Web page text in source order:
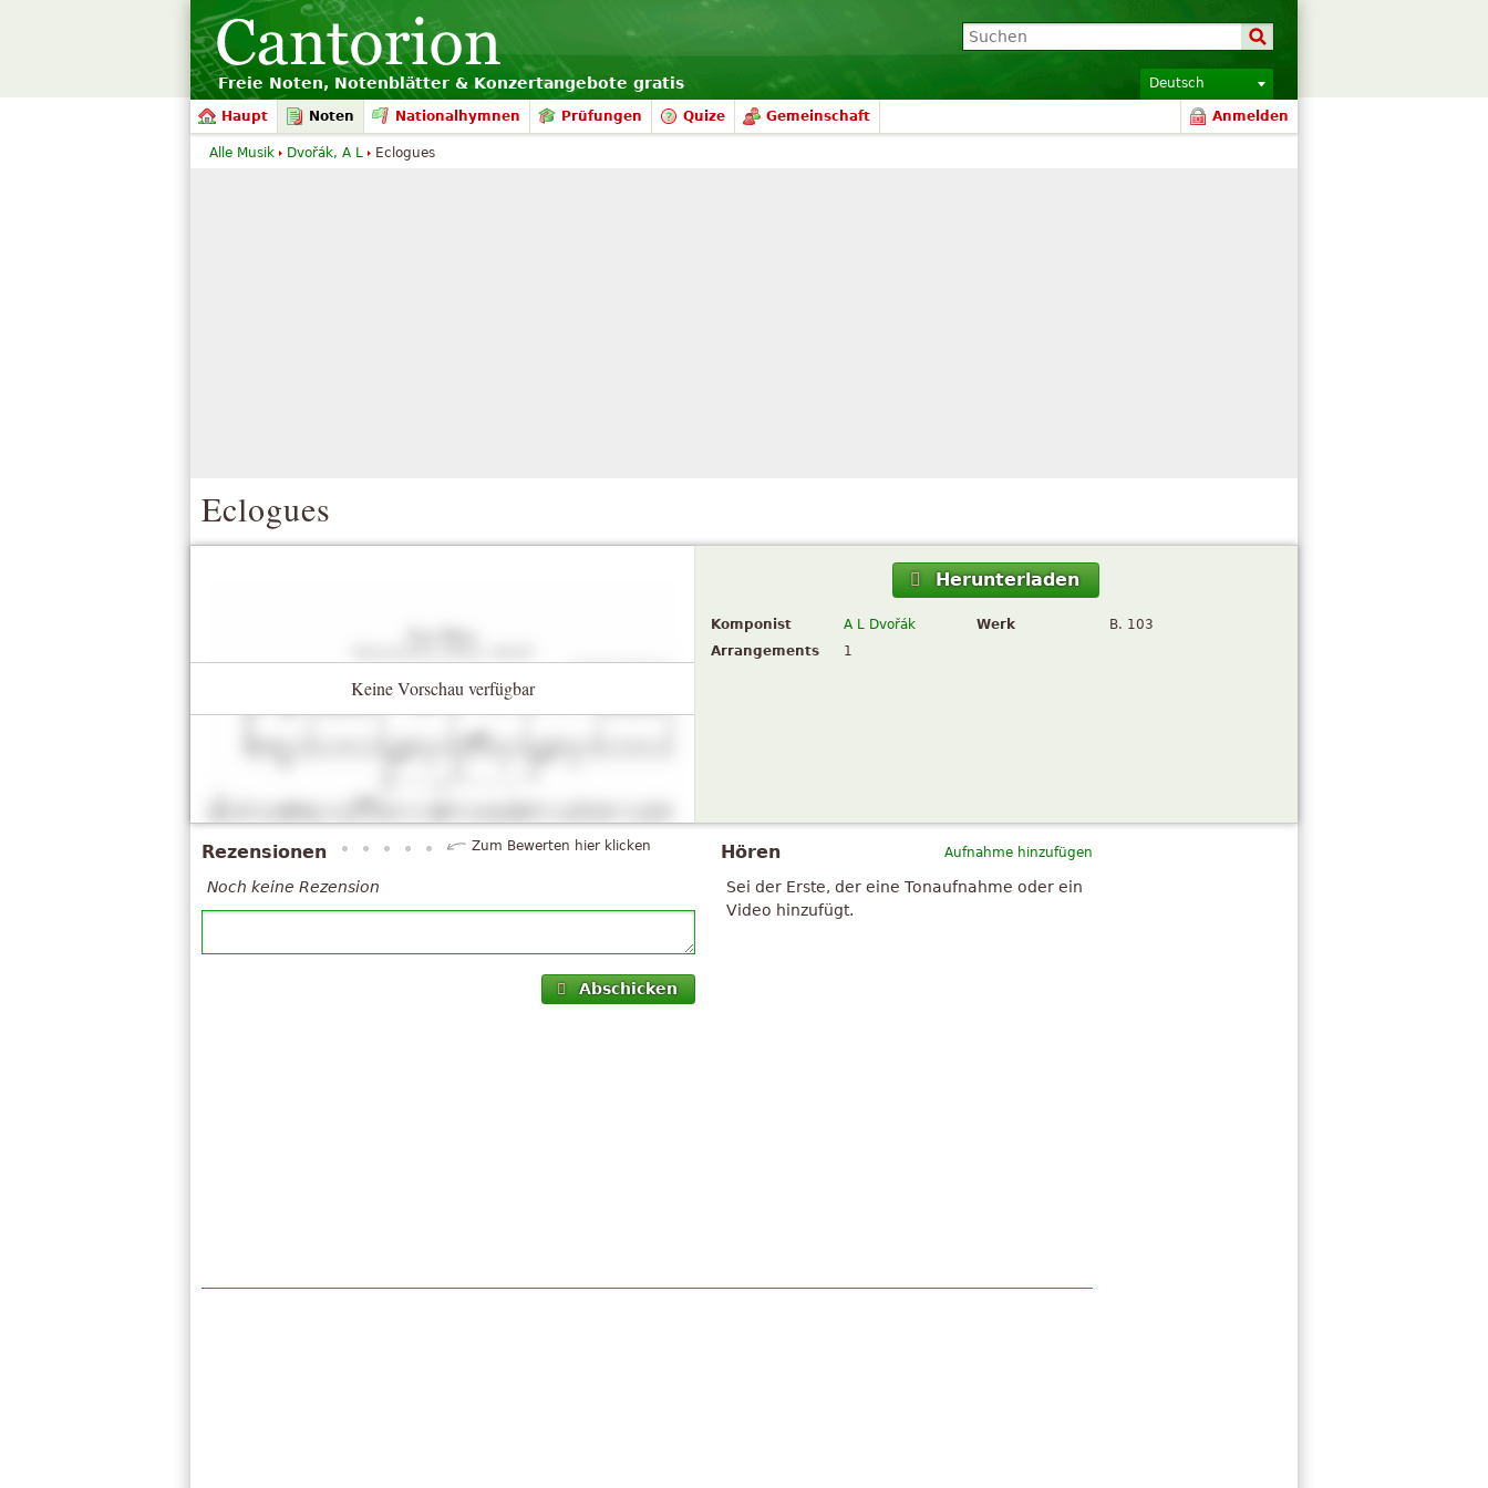
Freie Noten, Notenblätter & Konzertangebote gratis Deutsch
Haupt Noten Nationalhymnen Prüfungen Quize Gemeinschaft Anmelden
Eclogues
Keine Vorschau verfügbar
Herunterladen
Komponist A L Dvořák Werk
B. 103
Arrangements
1
Aufnahme hinzufügen
Hören
Sei der Erste, der eine Tonaufnahme oder ein
Video hinzufügt.
Rezensionen Zum Bewerten hier klicken
Noch keine Rezension
Abschicken
Alle Musik Dvořák, A L Eclogues